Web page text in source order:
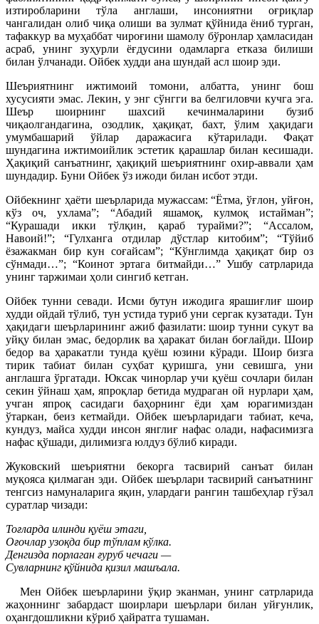
изтиробларини тўла англаши, инсониятни оғриқлар
чангалидан олиб чиқа олиши ва зулмат қўйнида ёниб турган,
тафаккур ва муҳаббат чироғини шамолу бўронлар ҳамласидан
асраб, унинг зуҳурли ёғдусини одамларга етказа билиши
билан ўлчанади. Ойбек худди ана шундай асл шоир эди.
Шеъриятнинг ижтимоий томони, албатта, унинг бош
хусусияти эмас. Лекин, у энг сўнгги ва белгиловчи кучга эга.
Шеър шоирнинг шахсий кечинмаларини бузиб
чиқаолгандагина, озодлик, ҳақиқат, бахт, ўлим ҳақидаги
умумбашарий ўйлар даражасига кўтарилади. Фақат
шундагина ижтимоийлик эстетик қарашлар билан кесишади.
Ҳақиқий санъатнинг, ҳақиқий шеъриятнинг охир-аввали ҳам
шундадир. Буни Ойбек ўз ижоди билан исбот этди.
Ойбекнинг ҳаёти шеърларида мужассам: “Ётма, ўғлон, уйғон,
кўз оч, ухлама”; “Абадий яшамоқ, кулмоқ истайман”;
“Курашади икки тўлқин, қараб турайми?”; “Ассалом,
Навоий!”; “Гулханга отдилар дўстлар китобим”; “Тўйиб
ёзажакман бир кун соғайсам”; “Кўнглимда ҳақиқат бир оз
сўнмади…”; “Коинот эртага битмайди…” Ушбу сатрларида
унинг таржимаи ҳоли сингиб кетган.
Ойбек тунни севади. Исми бутун ижодига ярашиғлиғ шоир
худди ойдай тўлиб, тун устида туриб уни сергак кузатади. Тун
ҳақидаги шеърларининг ажиб фазилати: шоир тунни сукут ва
уйқу билан эмас, бедорлик ва ҳаракат билан боғлайди. Шоир
бедор ва ҳаракатли тунда қуёш юзини кўради. Шоир бизга
тирик табиат билан суҳбат қуришга, уни севишга, уни
англашга ўргатади. Юксак чинорлар учи қуёш сочлари билан
секин ўйнаш ҳам, япроқлар бетида мудраган ой нурлари ҳам,
учган япроқ сасидаги баҳорнинг ёди ҳам юрагимиздан
ўтаркан, беиз кетмайди. Ойбек шеърларидаги табиат, кеча,
кундуз, майса худди инсон янглиғ нафас олади, нафасимизга
нафас қўшади, дилимизга юлдуз бўлиб киради.
Жуковский шеъриятни бекорга тасвирий санъат билан
муқояса қилмаган эди. Ойбек шеърлари тасвирий санъатнинг
тенгсиз намуналарига яқин, улардаги рангин ташбеҳлар гўзал
суратлар чизади:
Тоғларда илинди қуёш этаги,
Оғочлар узоқда бир тўплам кўлка.
Денгизда порлаган ғуруб чечаги —
Сувларнинг қўйнида қизил машъала.
Мен Ойбек шеърларини ўқир эканман, унинг сатрларида
жаҳоннинг забардаст шоирлари шеърлари билан уйғунлик,
оҳангдошликни кўриб ҳайратга тушаман.